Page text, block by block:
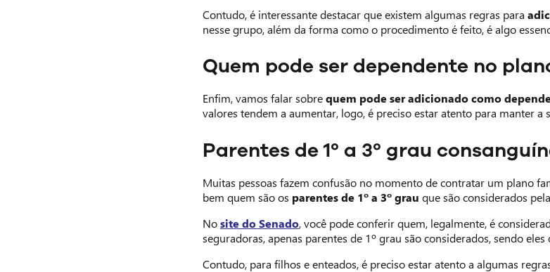
Contudo, é interessante destacar que existem algumas regras para
nesse grupo, além da forma como o procedimento é feito, é algo
Quem pode ser dependente no
Enfim, vamos falar sobrequem pode ser adicionado como
valores tendem a aumentar, logo, é preciso estar atento para manter a
Parentes de 1º a 3º grau
Muitas pessoas fazem confusão no momento de contratar um plano
bem quem são os parentes de 1º a 3º grau que são considerados
Nosite do Senado, você pode conferir quem, legalmente, é
seguradoras, apenas parentes de 1º grau são considerados, sendo eles
Contudo, para filhos e enteados, é preciso estar atento a algumas